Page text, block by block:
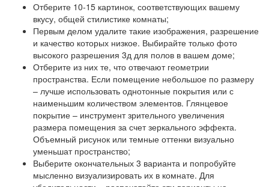
Отберите 10-15 картинок, соответствующих вашему
вкусу, общей стилистике комнаты;
Первым делом удалите такие изображения, разрешение
и качество которых низкое. Выбирайте только фото
высокого разрешения 3д для полов в вашем доме;
Отберите из них те, что отвечают геометрии
пространства. Если помещение небольшое по размеру
– лучше использовать однотонные покрытия или с
наименьшим количеством элементов. Глянцевое
покрытие – инструмент зрительного увеличения
размера помещения за счет зеркального эффекта.
Объемный рисунок или темные оттенки визуально
уменьшат пространство;
Выберите окончательных 3 варианта и попробуйте
мысленно визуализировать их в комнате. Для